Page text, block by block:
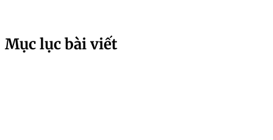
Mục lục bài viết